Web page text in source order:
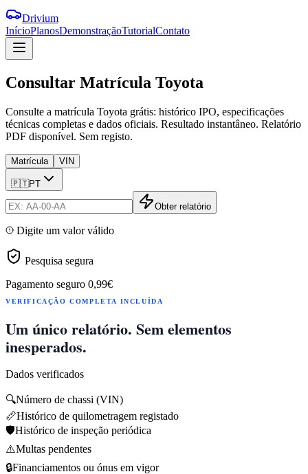
Drivium
InícioPlanosDemonstraçãoTutorialContato
Consultar Matrícula Toyota
Consulte a matrícula Toyota grátis: histórico IPO, especificações
técnicas completas e dados oficiais. Resultado instantâneo. Relatório
PDF disponível. Sem registo.
Matrícula VIN
🇵🇹PT
Obter relatório
Digite um valor válido
Pesquisa segura
Pagamento seguro 0,99€
VERIFICAÇÃO COMPLETA INCLUÍDA
Um único relatório. Sem elementos
inesperados.
Dados verificados
🔍Número de chassi (VIN)
📏Histórico de quilometragem registado
🛡️Histórico de inspeção periódica
⚠️Multas pendentes
🔒Financiamentos ou ónus em vigor